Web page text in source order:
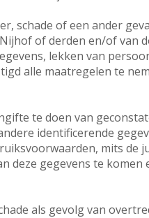
schade of een ander
of derden en/of van
lekken van
alle maatregelen te
te doen van
identificerende
mits de
deze gegevens te
als gevolg van